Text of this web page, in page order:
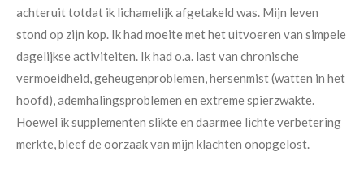
achteruit totdat ik lichamelijk afgetakeld was. Mijn leven
stond op zijn kop. Ik had moeite met het uitvoeren van simpele
dagelijkse activiteiten. Ik had o.a. last van chronische
vermoeidheid, geheugenproblemen, hersenmist (watten in het
hoofd), ademhalingsproblemen en extreme spierzwakte.
Hoewel ik supplementen slikte en daarmee lichte verbetering
merkte, bleef de oorzaak van mijn klachten onopgelost.